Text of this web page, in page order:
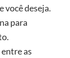
você deseja.
para
as